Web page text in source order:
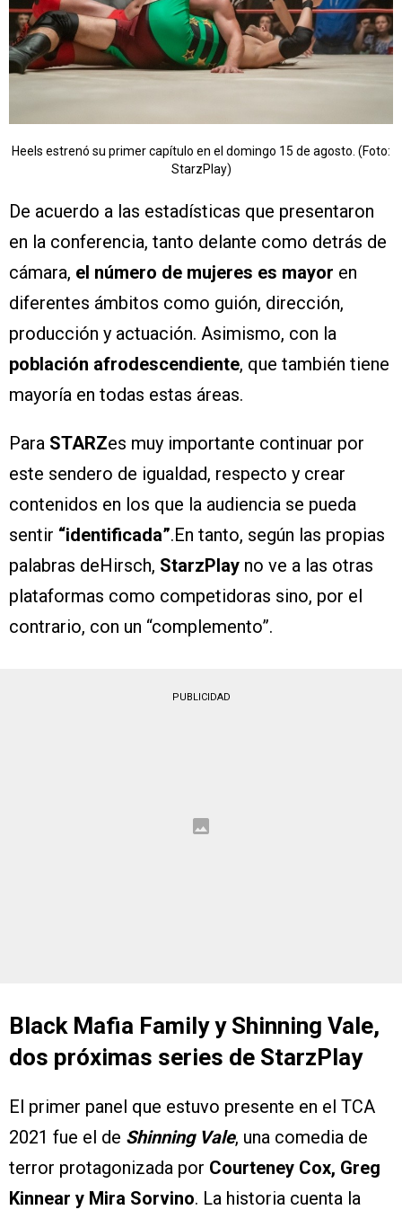
Heels estrenó su primer capítulo en el domingo 15 de agosto. (Foto:
StarzPlay)
De acuerdo a las estadísticas que presentaron
en la conferencia, tanto delante como detrás de
cámara, el número de mujeres es mayor en
diferentes ámbitos como guión, dirección,
producción y actuación. Asimismo, con la
población afrodescendiente, que también tiene
mayoría en todas estas áreas.
Para STARZes muy importante continuar por
este sendero de igualdad, respecto y crear
contenidos en los que la audiencia se pueda
sentir “identificada”.En tanto, según las propias
palabras deHirsch, StarzPlay no ve a las otras
plataformas como competidoras sino, por el
contrario, con un “complemento”.
PUBLICIDAD
Black Mafia Family y Shinning Vale,
dos próximas series de StarzPlay
El primer panel que estuvo presente en el TCA
2021 fue el de Shinning Vale, una comedia de
terror protagonizada por Courteney Cox, Greg
Kinnear y Mira Sorvino. La historia cuenta la